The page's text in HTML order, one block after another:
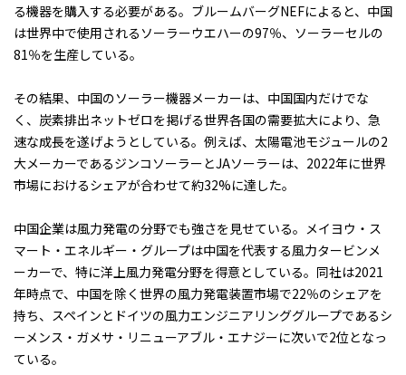
る機器を購入する必要がある。ブルームバーグNEFによると、中国
は世界中で使用されるソーラーウエハーの97％、ソーラーセルの
81％を生産している。
その結果、中国のソーラー機器メーカーは、中国国内だけでな
く、炭素排出ネットゼロを掲げる世界各国の需要拡大により、急
速な成長を遂げようとしている。例えば、太陽電池モジュールの2
大メーカーであるジンコソーラーとJAソーラーは、2022年に世界
市場におけるシェアが合わせて約32%に達した。
中国企業は風力発電の分野でも強さを見せている。メイヨウ・ス
マート・エネルギー・グループは中国を代表する風力タービンメ
ーカーで、特に洋上風力発電分野を得意としている。同社は2021
年時点で、中国を除く世界の風力発電装置市場で22％のシェアを
持ち、スペインとドイツの風力エンジニアリンググループであるシ
ーメンス・ガメサ・リニューアブル・エナジーに次いで2位となっ
ている。